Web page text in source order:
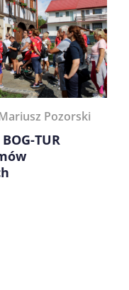
podczas pisania
Pozorski
TUR